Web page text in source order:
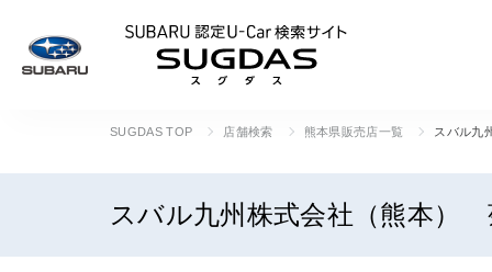
SUGDAS TOP 店舗検索 熊本県販売店一覧 スバル九
スバル九州株式会社（熊本）